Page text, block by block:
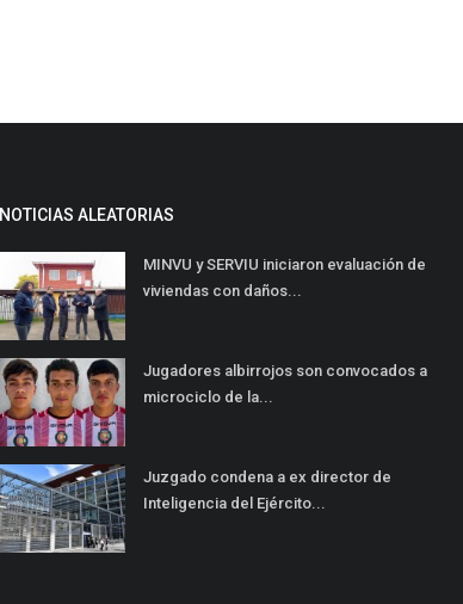
NOTICIAS ALEATORIAS
MINVU y SERVIU iniciaron evaluación de
viviendas con daños...
Jugadores albirrojos son convocados a
microciclo de la...
Juzgado condena a ex director de
Inteligencia del Ejército...